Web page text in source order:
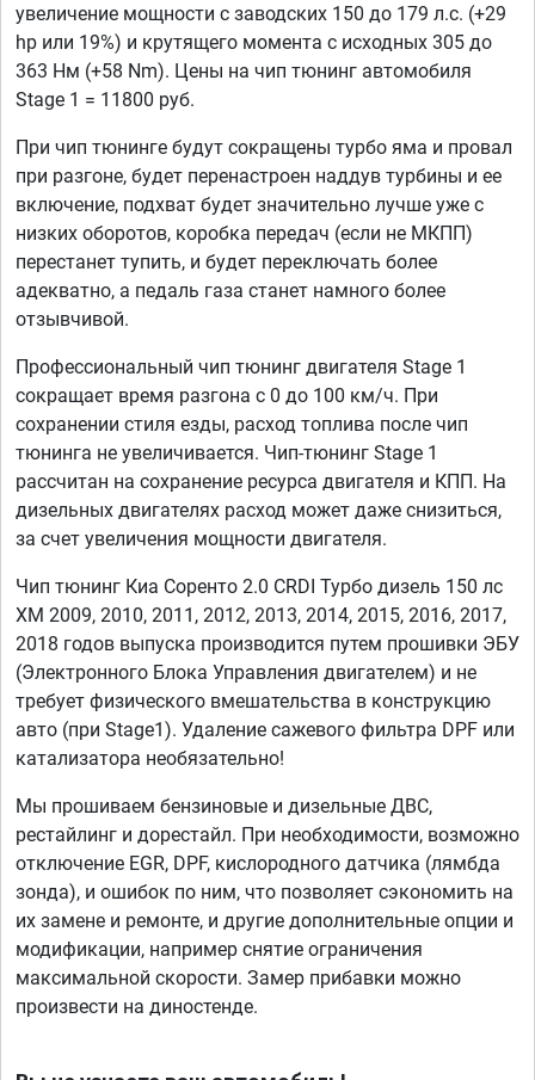
увеличение мощности с заводских 150 до 179 л.с. (+29
hp или 19%) и крутящего момента с исходных 305 до
363 Нм (+58 Nm). Цены на чип тюнинг автомобиля
Stage 1 = 11800 руб.
При чип тюнинге будут сокращены турбо яма и провал
при разгоне, будет перенастроен наддув турбины и ее
включение, подхват будет значительно лучше уже с
низких оборотов, коробка передач (если не МКПП)
перестанет тупить, и будет переключать более
адекватно, а педаль газа станет намного более
отзывчивой.
Профессиональный чип тюнинг двигателя Stage 1
сокращает время разгона с 0 до 100 км/ч. При
сохранении стиля езды, расход топлива после чип
тюнинга не увеличивается. Чип-тюнинг Stage 1
рассчитан на сохранение ресурса двигателя и КПП. На
дизельных двигателях расход может даже снизиться,
за счет увеличения мощности двигателя.
Чип тюнинг Киа Соренто 2.0 CRDI Турбо дизель 150 лс
XM 2009, 2010, 2011, 2012, 2013, 2014, 2015, 2016, 2017,
2018 годов выпуска производится путем прошивки ЭБУ
(Электронного Блока Управления двигателем) и не
требует физического вмешательства в конструкцию
авто (при Stage1). Удаление сажевого фильтра DPF или
катализатора необязательно!
Мы прошиваем бензиновые и дизельные ДВС,
рестайлинг и дорестайл. При необходимости, возможно
отключение EGR, DPF, кислородного датчика (лямбда
зонда), и ошибок по ним, что позволяет сэкономить на
их замене и ремонте, и другие дополнительные опции и
модификации, например снятие ограничения
максимальной скорости. Замер прибавки можно
произвести на диностенде.